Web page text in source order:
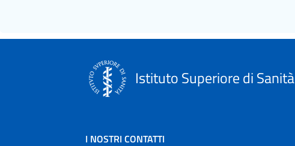
Istituto Superiore di Sanità
I NOSTRI CONTATTI